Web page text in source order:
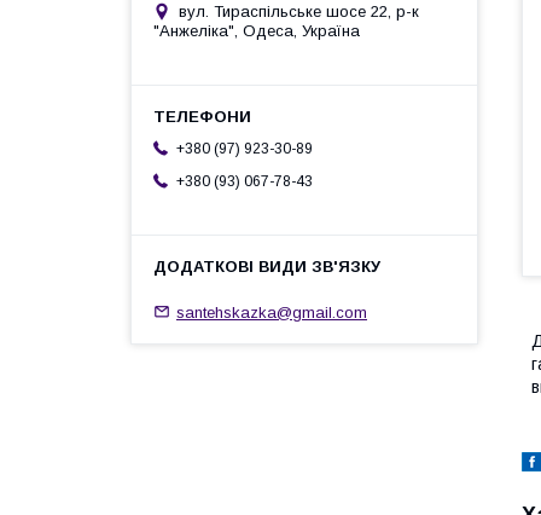
вул. Тираспільське шосе 22, р-к
"Анжеліка", Одеса, Україна
+380 (97) 923-30-89
+380 (93) 067-78-43
santehskazka@gmail.com